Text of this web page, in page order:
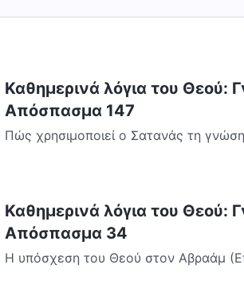
Καθημερινά λόγια του Θεού:
Απόσπασμα 147
Πώς χρησιμοποιεί ο Σατανάς τη
Καθημερινά λόγια του Θεού:
Απόσπασμα 34
Η υπόσχεση του Θεού στον Αβραάμ